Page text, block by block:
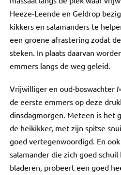
Heeze-Leende en Geldrop
kikkers en salamanders te
een groene afrastering zodat
steken. In plaats daarvan
emmers langs de weg geleid.
Vrijwilliger en oud-boswachter
de eerste emmers op deze
dinsdagmorgen. Meteen is het
de heikikker, met zijn spitse
goed vertegenwoordigd. En
salamander die zich goed
bladeren, probeert een goed